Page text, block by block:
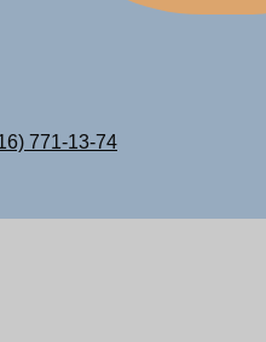
771-13-74